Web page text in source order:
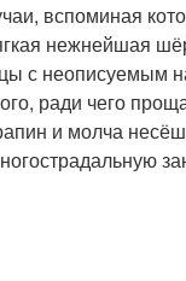
вспоминая
нежнейшая
с неописуемым
ради чего
и молча